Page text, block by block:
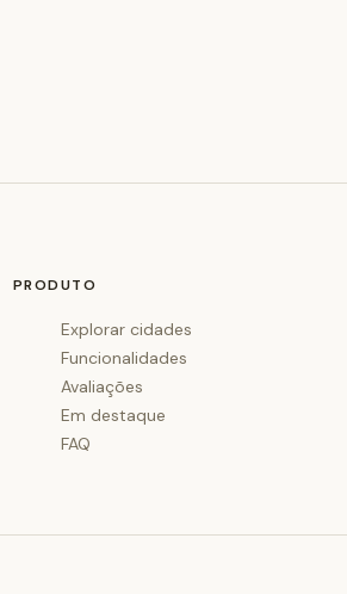
PRODUTO
Explorar cidades
Funcionalidades
Avaliações
Em destaque
FAQ